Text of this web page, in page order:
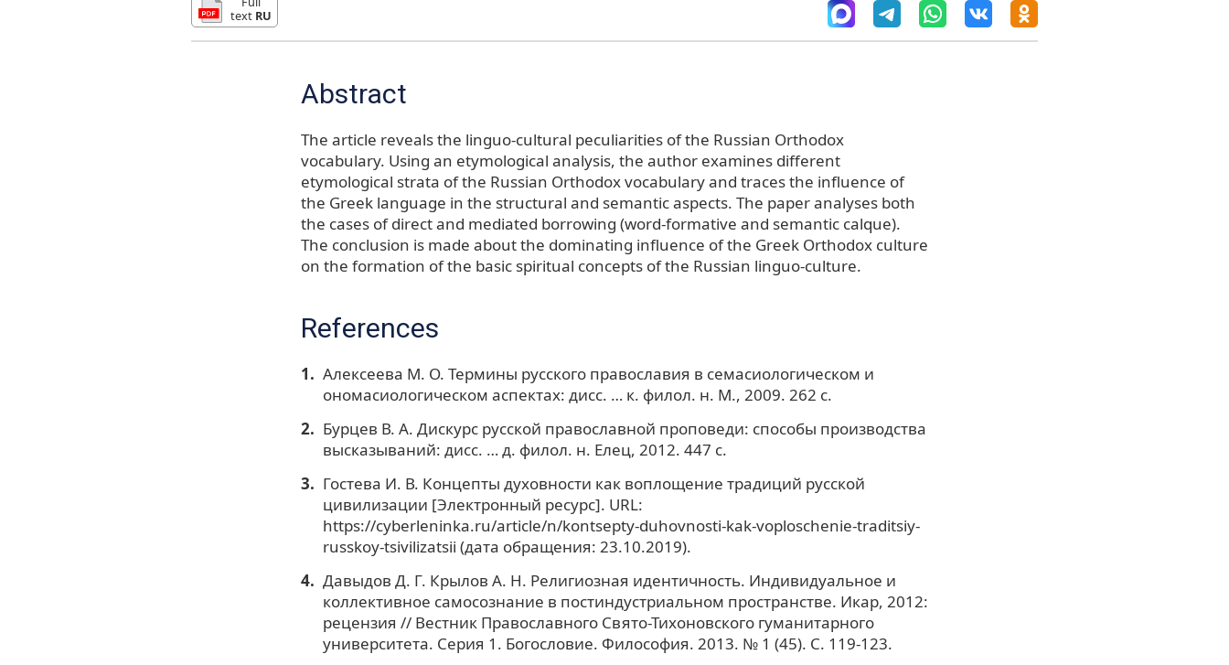
text RU
Abstract
The article reveals the linguo-cultural peculiarities of the Russian Orthodox
vocabulary. Using an etymological analysis, the author examines different
etymological strata of the Russian Orthodox vocabulary and traces the influence of
the Greek language in the structural and semantic aspects. The paper analyses both
the cases of direct and mediated borrowing (word-formative and semantic calque).
The conclusion is made about the dominating influence of the Greek Orthodox culture
on the formation of the basic spiritual concepts of the Russian linguo-culture.
References
Алексеева М. О. Термины русского православия в семасиологическом и
ономасиологическом аспектах: дисс. … к. филол. н. М., 2009. 262 с.
Бурцев В. А. Дискурс русской православной проповеди: способы производства
высказываний: дисс. … д. филол. н. Елец, 2012. 447 с.
Гостева И. В. Концепты духовности как воплощение традиций русской
цивилизации [Электронный ресурс]. URL:
https://cyberleninka.ru/article/n/kontsepty-duhovnosti-kak-voploschenie-traditsiy-
russkoy-tsivilizatsii (дата обращения: 23.10.2019).
Давыдов Д. Г. Крылов А. Н. Религиозная идентичность. Индивидуальное и
коллективное самосознание в постиндустриальном пространстве. Икар, 2012:
рецензия // Вестник Православного Свято-Тихоновского гуманитарного
университета. Серия 1. Богословие. Философия. 2013. № 1 (45). С. 119-123.